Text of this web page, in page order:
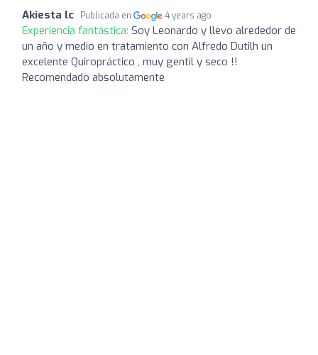
Akiesta lc Publicada en 4 years ago
Experiencia fantástica: Soy Leonardo y llevo alrededor de
un año y medio en tratamiento con Alfredo Dutilh un
excelente Quiropráctico , muy gentil y seco !!
Recomendado absolutamente